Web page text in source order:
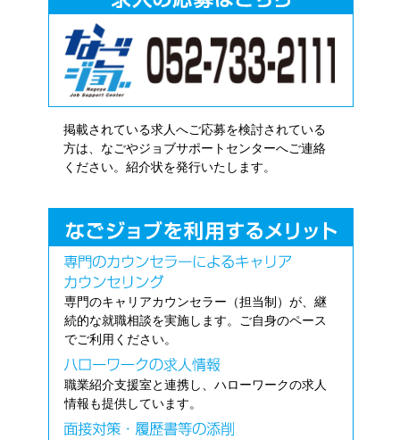
掲載されている求人へご応募を検討されている
方は、なごやジョブサポートセンターへご連絡
ください。紹介状を発行いたします。
専門のキャリアカウンセラー（担当制）が、継
続的な就職相談を実施します。ご自身のペース
でご利用ください。
職業紹介支援室と連携し、ハローワークの求人
情報も提供しています。